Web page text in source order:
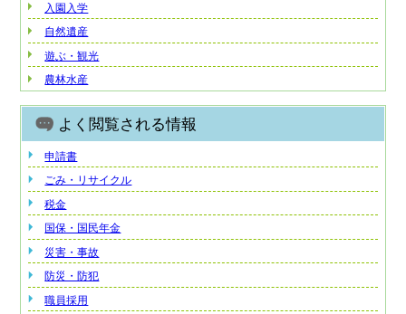
入園入学
自然遺産
遊ぶ・観光
農林水産
よく閲覧される情報
申請書
ごみ・リサイクル
税金
国保・国民年金
災害・事故
防災・防犯
職員採用